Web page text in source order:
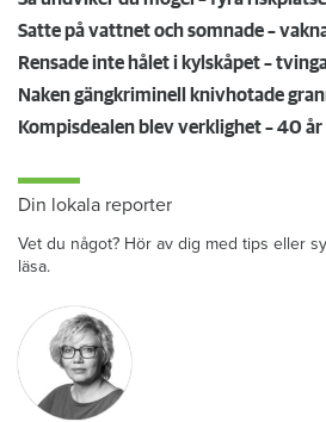
Din lokala reporter
Vet du något? Hör av dig med tips eller
läsa.